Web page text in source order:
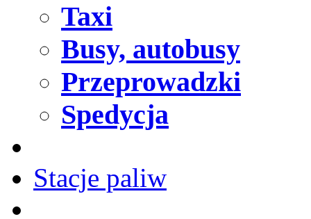
Taxi
Busy, autobusy
Przeprowadzki
Spedycja
Stacje paliw